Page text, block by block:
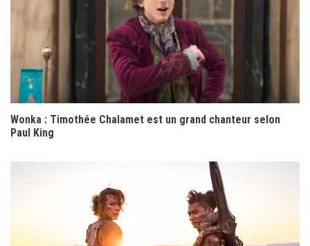
Wonka : Timothée Chalamet est un grand chanteur selon
Paul King